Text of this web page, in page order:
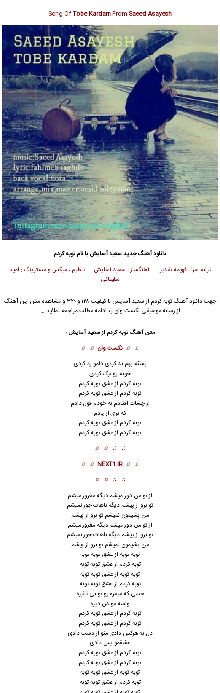
Song OfTobe KardamFrom Saeed Asayesh
دانلود آهنگ جدیدسعید آسایش با نام توبه کردم
ترانه سرا : فهیمه تقدیر آهنگساز : سعید آسایش تنظیم ، میکس و مسترینگ : امید
سلیمانی
جهت دانلود آهنگ توبه کردم از سعید آسایش
با کیفیت ۱۲۸ و ۳۲۰ و مشاهده متن این آهنگ
از رسانه موسیقی نکست وان به ادامه مطلب مراجعه نمائید …
متن آهنگ توبه کردم ازسعید آسایش :
♫ ♫ نکست وان ♫ ♫
بسکه بهم بد کردی دلمو رد کردی
خونه رو ترک کردی
توبه کردم از عشق توبه کردم
توبه کردم از عشق توبه کردم
از چشات افتادم به خودم قول دادم
که بری از یادم
توبهکردم از عشق توبه کردم
توبه کردم از عشق توبه کردم
♫ ♫ ♫ ♫
♫ ♫
NEXT1.IR
♫ ♫
♫ ♫ ♫ ♫
از تو من دور میشم دیگه مغرور میشم
تو برو از پیشم دیگه باهات جور نمیشم
من پشیمون نمیشم تو برو از پیشم
از تو من دور میشم دیگه مغرور میشم
تو برو از پیشم دیگه باهات جور نمیشم
من پشیمون نمیشم تو برو از پیشم
توبه توبه از عشق توبه توبه
توبهکردم از عشق توبه توبه
توبه توبه از عشق توبه توبه
توبه کردم از عشق توبه توبه
حسی که میمره رو تو بی تاثیره
واسه موندن دیره
توبه کردم از عشق توبه کردم
توبه کردم از عشق توبه کردم
دل به هرکس دادی منو از دست دادی
عشقمو پس دادی
توبه کردم از عشق توبه کردم
توبه کردم از عشق توبه کردم
توبه توبه از عشق توبه توبه
توبه کردم از عشق توبه توبه